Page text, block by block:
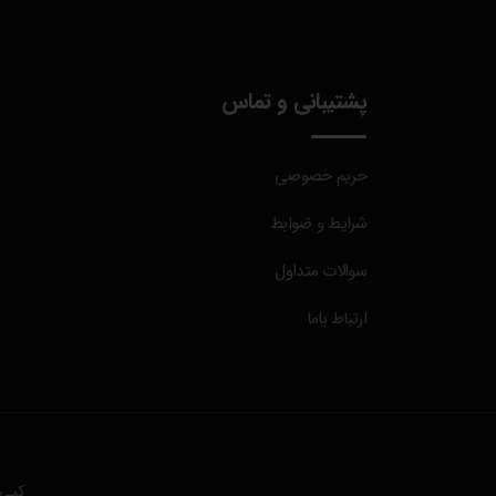
پشتیبانی و تماس
حریم خصوصی
شرایط و ضوابط
سوالات متداول
ارتباط باما